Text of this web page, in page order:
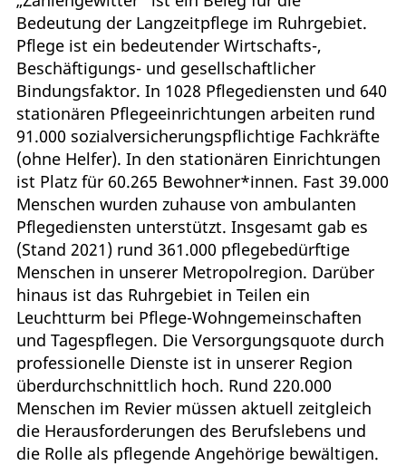
Bedeutung der Langzeitpflege im Ruhrgebiet.
Pflege ist ein bedeutender Wirtschafts-,
Beschäftigungs- und gesellschaftlicher
Bindungsfaktor. In 1028 Pflegediensten und 640
stationären Pflegeeinrichtungen arbeiten rund
91.000 sozialversicherungspflichtige Fachkräfte
(ohne Helfer). In den stationären Einrichtungen
ist Platz für 60.265 Bewohner*innen. Fast 39.000
Menschen wurden zuhause von ambulanten
Pflegediensten unterstützt. Insgesamt gab es
(Stand 2021) rund 361.000 pflegebedürftige
Menschen in unserer Metropolregion. Darüber
hinaus ist das Ruhrgebiet in Teilen ein
Leuchtturm bei Pflege-Wohngemeinschaften
und Tagespflegen. Die Versorgungsquote durch
professionelle Dienste ist in unserer Region
überdurchschnittlich hoch. Rund 220.000
Menschen im Revier müssen aktuell zeitgleich
die Herausforderungen des Berufslebens und
die Rolle als pflegende Angehörige bewältigen.